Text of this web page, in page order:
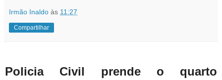
Irmão Inaldo às 11:27
Compartilhar
Policia Civil prende o quarto